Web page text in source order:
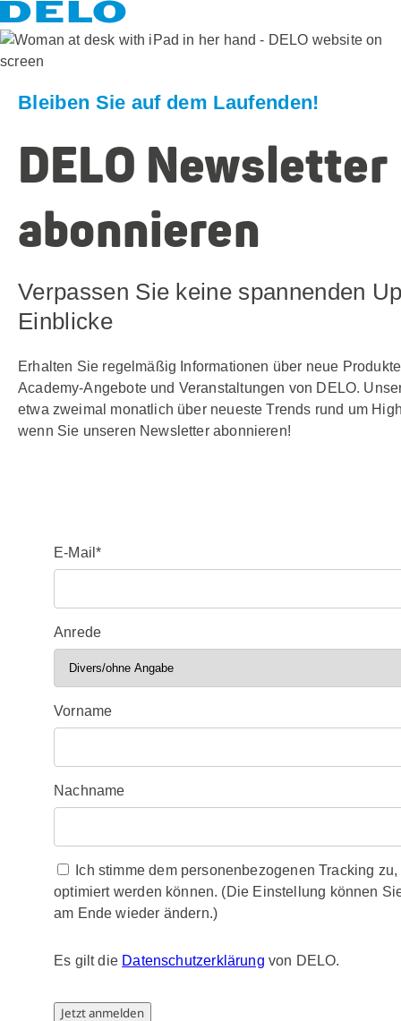
Bleiben Sie auf dem Laufenden!
DELO Newsletter
abonnieren
Verpassen Sie keine spannenden
Einblicke
Erhalten Sie regelmäßig Informationen über neue
Academy-Angebote und Veranstaltungen von DELO.
etwa zweimal monatlich über neueste Trends rund um
wenn Sie unseren Newsletter abonnieren!
E-Mail*
Anrede
Vorname
Nachname
Ich stimme dem personenbezogenen Tracking
optimiert werden können. (Die Einstellung können
am Ende wieder ändern.)
Es gilt die Datenschutzerklärung von DELO.